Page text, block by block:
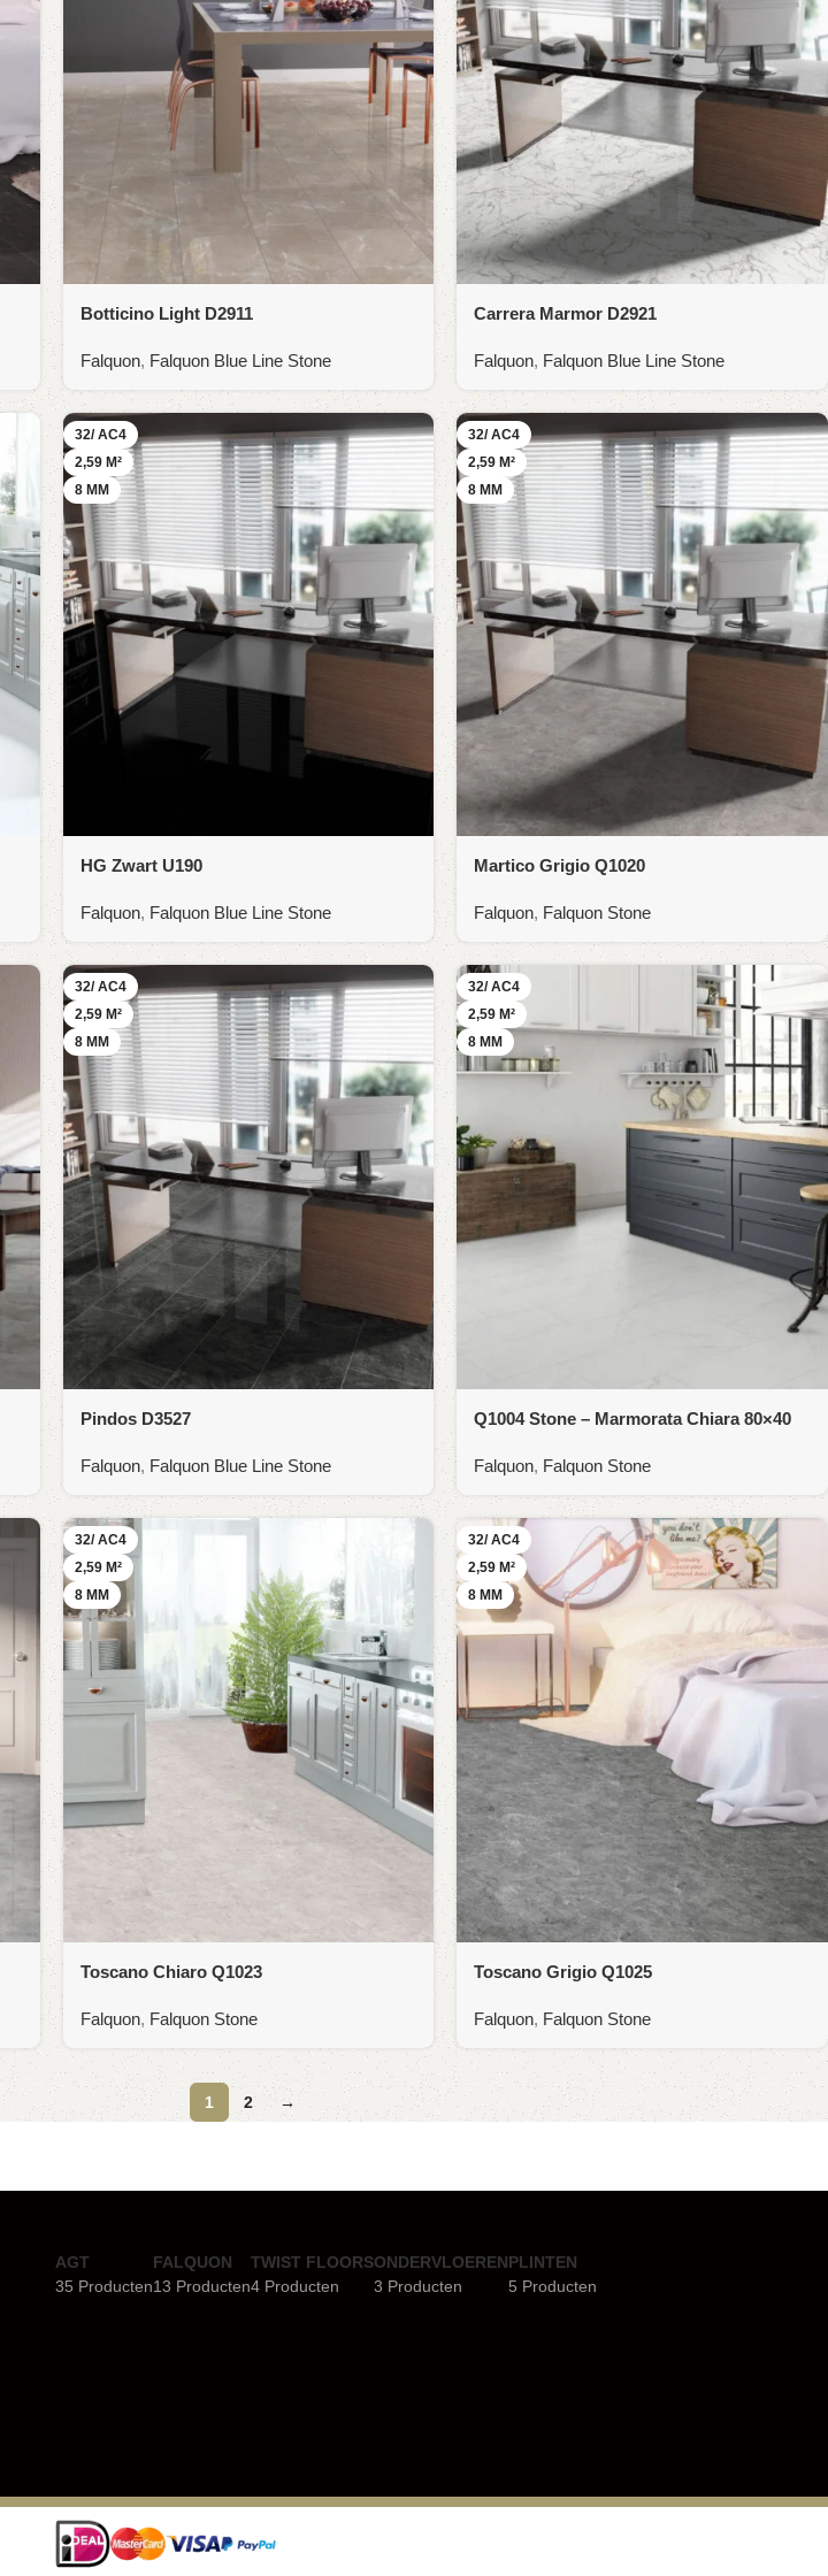
Botticino Light D2911
Falquon, Falquon Blue Line Stone
Carrera Marmor D2921
Falquon, Falquon Blue Line Stone
32/ AC4
2,59 M²
8 MM
HG Zwart U190
Falquon, Falquon Blue Line Stone
32/ AC4
2,59 M²
8 MM
Martico Grigio Q1020
Falquon, Falquon Stone
32/ AC4
2,59 M²
8 MM
Pindos D3527
Falquon, Falquon Blue Line Stone
32/ AC4
2,59 M²
8 MM
Q1004 Stone – Marmorata Chiara 80×40
Falquon, Falquon Stone
32/ AC4
2,59 M²
8 MM
Toscano Chiaro Q1023
Falquon, Falquon Stone
32/ AC4
2,59 M²
8 MM
Toscano Grigio Q1025
Falquon, Falquon Stone
1 2 →
AGT
35 Producten
FALQUON
13 Producten
TWIST FLOORS
4 Producten
ONDERVLOEREN
3 Producten
PLINTEN
5 Producten